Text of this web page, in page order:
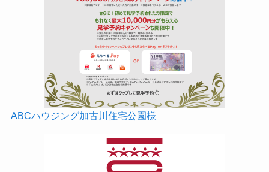
ABCハウジング加古川住宅公園様